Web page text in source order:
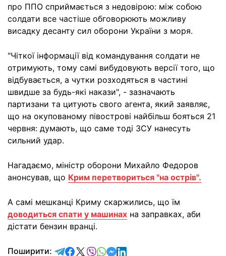
про ППО сприймається з недовірою: між собою
солдати все частіше обговорюють можливу
висадку десанту сил оборони України з моря.
"Чіткої інформації від командування солдати не
отримують, тому самі вибудовують версії того, що
відбувається, а чутки розходяться в частині
швидше за будь-які накази", - зазначають
партизани та цитують свого агента, який заявляє,
що на окупованому півострові найбільш бояться 21
червня: думають, що саме тоді ЗСУ нанесуть
сильний удар.
Нагадаємо, міністр оборони Михайло Федоров
анонсував, що Крим перетвориться "на острів".
А самі мешканці Криму скаржились, що їм
доводиться спати у машинах на заправках, аби
дістати бензин вранці.
Поширити: відправити у Telegram
поділитись у Facebook
поділитись у X
відправити у Viber
відправити у Whatsapp
відправити у Messenger
відправити у LinkedIn